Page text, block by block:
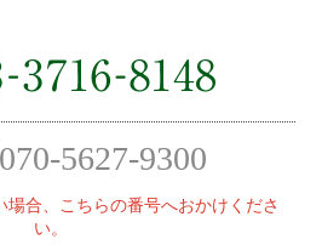
070-5627-9300
合、こちらの番号へおかけくださ
い。